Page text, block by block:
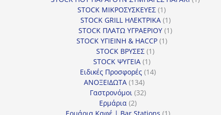
STOCK ΜΙΚΡΟΣΥΣΚΕΥΕΣ 11
προϊόν
STOCK GRILL ΗΛΕΚΤΡΙΚΑ 11
προϊόν
STOCK ΠΛΑΤΩ ΥΓΡΑΕΡΙΟΥ 11
STOCK ΥΓΙΕΙΝΗ & HACCP 11
STOCK ΒΡΥΣΕΣ 11
STOCK ΨΥΓΕΙΑ 11
προϊόν
Ειδικές Προσφορές 1414
ΑΝΟΞΕΙΔΩΤΑ 134134
προϊόντα
Γαστρονόμοι 3232
Ερμάρια 22
προϊόντα 1